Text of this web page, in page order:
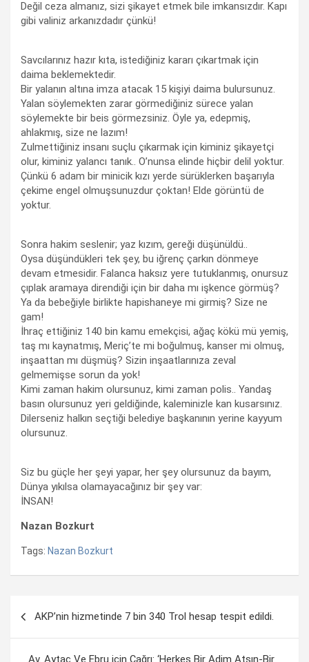
Değil ceza almanız, sizi şikayet etmek bile imkansızdır. Kapı
gibi valiniz arkanızdadır çünkü!
Savcılarınız hazır kıta, istediğiniz kararı çıkartmak için
daima beklemektedir.
Bir yalanın altına imza atacak 15 kişiyi daima bulursunuz.
Yalan söylemekten zarar görmediğiniz sürece yalan
söylemekte bir beis görmezsiniz. Öyle ya, edepmiş,
ahlakmış, size ne lazım!
Zulmettiğiniz insanı suçlu çıkarmak için kiminiz şikayetçi
olur, kiminiz yalancı tanık.. O’nunsa elinde hiçbir delil yoktur.
Çünkü 6 adam bir minicik kızı yerde sürüklerken başarıyla
çekime engel olmuşsunuzdur çoktan! Elde görüntü de
yoktur.
Sonra hakim seslenir; yaz kızım, gereği düşünüldü..
Oysa düşündükleri tek şey, bu iğrenç çarkın dönmeye
devam etmesidir. Falanca haksız yere tutuklanmış, onursuz
çıplak aramaya direndiği için bir daha mı işkence görmüş?
Ya da bebeğiyle birlikte hapishaneye mi girmiş? Size ne
gam!
İhraç ettiğiniz 140 bin kamu emekçisi, ağaç kökü mü yemiş,
taş mı kaynatmış, Meriç’te mi boğulmuş, kanser mi olmuş,
inşaattan mı düşmüş? Sizin inşaatlarınıza zeval
gelmemişse sorun da yok!
Kimi zaman hakim olursunuz, kimi zaman polis.. Yandaş
basın olursunuz yeri geldiğinde, kaleminizle kan kusarsınız.
Dilerseniz halkın seçtiği belediye başkanının yerine kayyum
olursunuz.
Siz bu güçle her şeyi yapar, her şey olursunuz da bayım,
Dünya yıkılsa olamayacağınız bir şey var:
İNSAN!
Nazan Bozkurt
Tags: Nazan Bozkurt
AKP’nin hizmetinde 7 bin 340 Trol hesap tespit edildi.
Av. Aytaç Ve Ebru için Çağrı: ‘Herkes Bir Adim Atsın-Bir